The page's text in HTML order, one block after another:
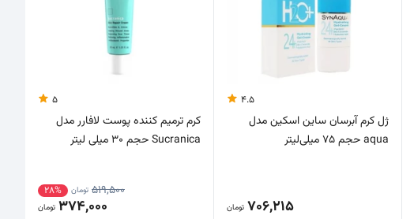
4.5
ژل کرم آبرسان ساین اسکین مدل
aqua حجم 75 میلی‌لیتر
706,215 تومان
5
کرم ترمیم کننده پوست لافارر مدل
Sucranica حجم 30 میلی لیتر
519,500 تومان 28%
374,000 تومان